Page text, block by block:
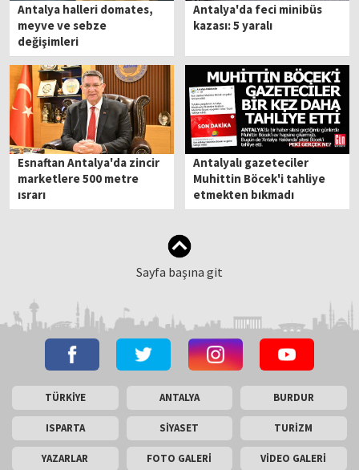
Antalya halleri domates,
meyve ve sebze
değişimleri
Antalya'da feci minibüs
kazası: 5 yaralı
Esnaftan Antalya'da zincir
marketlere 500 metre
ısrarı
Antalyalı gazeteciler
Muhittin Böcek'i tahliye
etmekten bıkmadı
Sayfa başına git
TÜRKİYE ANTALYA BURDUR
ISPARTA SİYASET TURİZM
YAZARLAR FOTO GALERİ VİDEO GALERİ